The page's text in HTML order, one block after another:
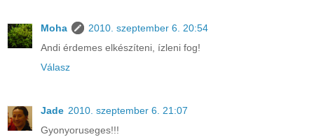
Moha
2010. szeptember 6. 20:54
Andi érdemes elkészíteni, ízleni fog!
Válasz
Jade 2010. szeptember 6. 21:07
Gyonyoruseges!!!